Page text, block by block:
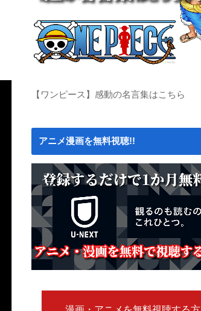
【ワンピース】感動の名言集はこちら
アニメ漫画を無料視聴!!